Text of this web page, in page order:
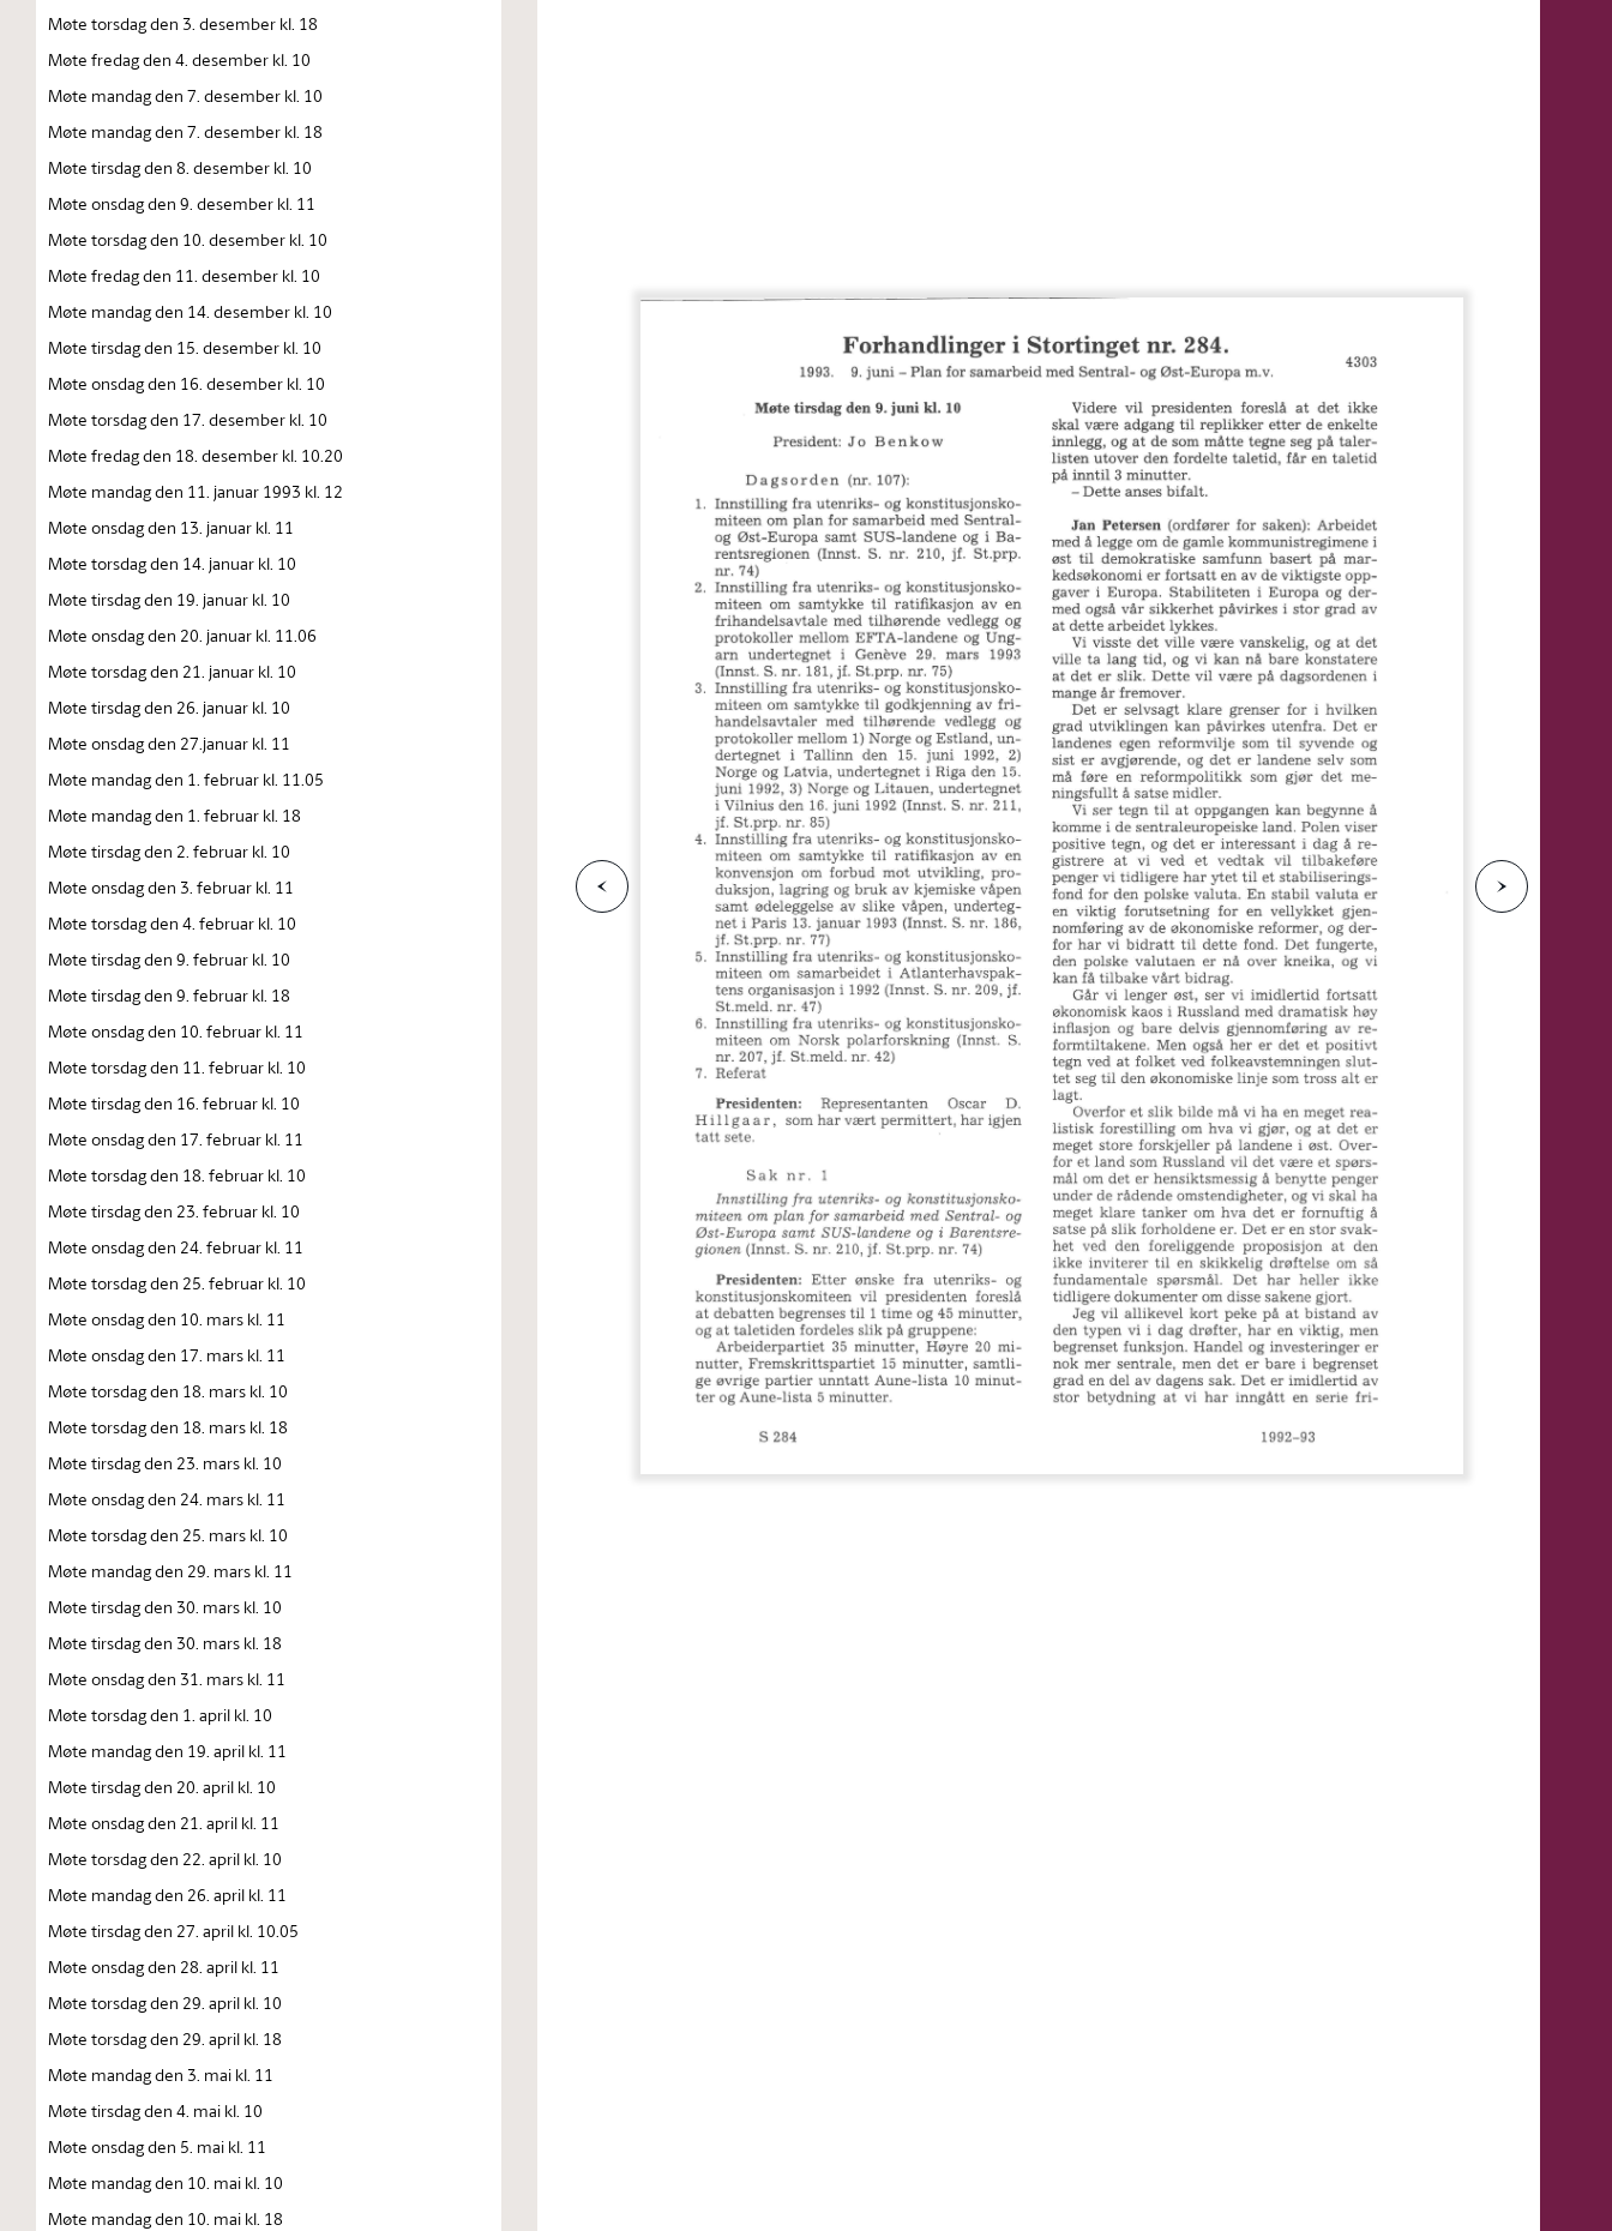
Møte torsdag den 3. desember kl. 18
Møte fredag den 4. desember kl. 10
Møte mandag den 7. desember kl. 10
Møte mandag den 7. desember kl. 18
Møte tirsdag den 8. desember kl. 10
Møte onsdag den 9. desember kl. 11
Møte torsdag den 10. desember kl. 10
Møte fredag den 11. desember kl. 10
Møte mandag den 14. desember kl. 10
Møte tirsdag den 15. desember kl. 10
Møte onsdag den 16. desember kl. 10
Møte torsdag den 17. desember kl. 10
Møte fredag den 18. desember kl. 10.20
Møte mandag den 11. januar 1993 kl. 12
Møte onsdag den 13. januar kl. 11
Møte torsdag den 14. januar kl. 10
Møte tirsdag den 19. januar kl. 10
Møte onsdag den 20. januar kl. 11.06
Møte torsdag den 21. januar kl. 10
Møte tirsdag den 26. januar kl. 10
Møte onsdag den 27.januar kl. 11
Møte mandag den 1. februar kl. 11.05
Møte mandag den 1. februar kl. 18
Møte tirsdag den 2. februar kl. 10
Møte onsdag den 3. februar kl. 11
Møte torsdag den 4. februar kl. 10
Møte tirsdag den 9. februar kl. 10
Møte tirsdag den 9. februar kl. 18
Møte onsdag den 10. februar kl. 11
Møte torsdag den 11. februar kl. 10
Møte tirsdag den 16. februar kl. 10
Møte onsdag den 17. februar kl. 11
Møte torsdag den 18. februar kl. 10
Møte tirsdag den 23. februar kl. 10
Møte onsdag den 24. februar kl. 11
Møte torsdag den 25. februar kl. 10
Møte onsdag den 10. mars kl. 11
Møte onsdag den 17. mars kl. 11
Møte torsdag den 18. mars kl. 10
Møte torsdag den 18. mars kl. 18
Møte tirsdag den 23. mars kl. 10
Møte onsdag den 24. mars kl. 11
Møte torsdag den 25. mars kl. 10
Møte mandag den 29. mars kl. 11
Møte tirsdag den 30. mars kl. 10
Møte tirsdag den 30. mars kl. 18
Møte onsdag den 31. mars kl. 11
Møte torsdag den 1. april kl. 10
Møte mandag den 19. april kl. 11
Møte tirsdag den 20. april kl. 10
Møte onsdag den 21. april kl. 11
Møte torsdag den 22. april kl. 10
Møte mandag den 26. april kl. 11
Møte tirsdag den 27. april kl. 10.05
Møte onsdag den 28. april kl. 11
Møte torsdag den 29. april kl. 10
Møte torsdag den 29. april kl. 18
Møte mandag den 3. mai kl. 11
Møte tirsdag den 4. mai kl. 10
Møte onsdag den 5. mai kl. 11
Møte mandag den 10. mai kl. 10
Møte mandag den 10. mai kl. 18
F
o
rr
i
g
e
s
i
de N
e
s
t
e
s
i
d
e